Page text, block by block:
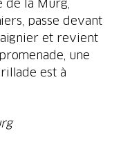
la Murg,
passe devant
et revient
une
est à